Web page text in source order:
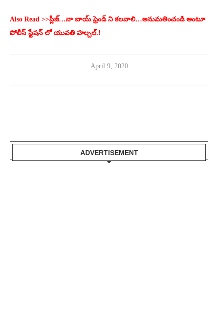
Also Read >>ప్లీజ్…నా బాయ్ ఫ్రెండ్ ని కలవాలి…అనుమతించండి అంటూ
పోలీస్ స్టేషన్ లో యువతి హల్చల్.!
April 9, 2020
ADVERTISEMENT